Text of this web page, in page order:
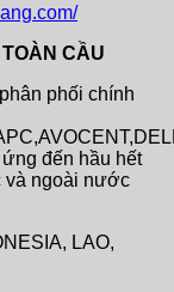
CẦU
phối chính
đến hầu hết
và ngoài nước
LAO,